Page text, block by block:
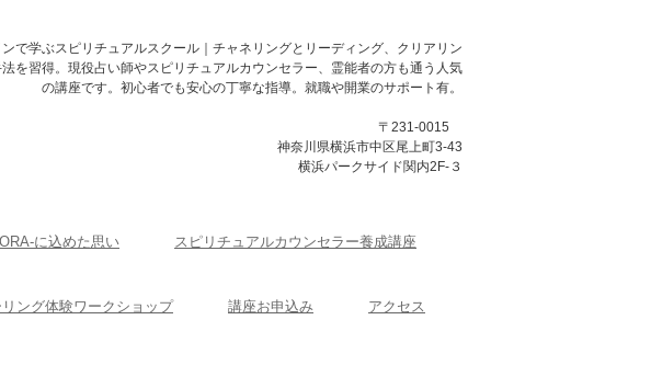
で学ぶスピリチュアルスクール｜チャネリングとリーディング、クリアリン
を習得。現役占い師やスピリチュアルカウンセラー、霊能者の方も通う人気
の講座です。初心者でも安心の丁寧な指導。就職や開業のサポート有。
〒231-0015
神奈川県横浜市中区尾上町3-43
横浜パークサイド関内2F-３
に込めた思い スピリチュアルカウンセラー養成講座
リング体験ワークショップ 講座お申込み アクセス